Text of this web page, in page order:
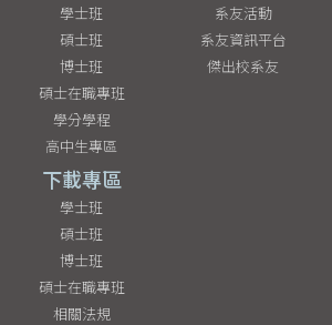
學士班
碩士班
博士班
碩士在職專班
學分學程
高中生專區
系友活動
系友資訊平台
傑出校系友
下載專區
學士班
碩士班
博士班
碩士在職專班
相關法規